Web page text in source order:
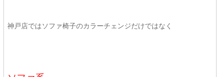
神戸店ではソファ椅子のカラーチェンジだけではなく